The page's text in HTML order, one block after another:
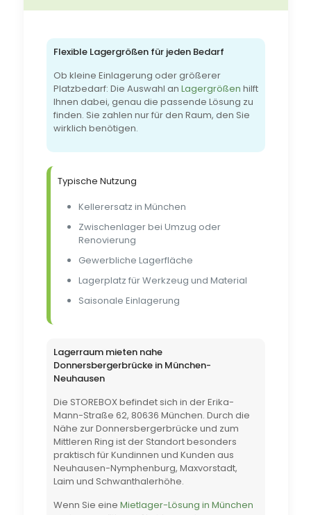
Flexible Lagergrößen für jeden Bedarf
Ob kleine Einlagerung oder größerer
Platzbedarf: Die Auswahl an Lagergrößen hilft
Ihnen dabei, genau die passende Lösung zu
finden. Sie zahlen nur für den Raum, den Sie
wirklich benötigen.
Typische Nutzung
Kellerersatz in München
Zwischenlager bei Umzug oder
Renovierung
Gewerbliche Lagerfläche
Lagerplatz für Werkzeug und Material
Saisonale Einlagerung
Lagerraum mieten nahe
Donnersbergerbrücke in München-
Neuhausen
Die STOREBOX befindet sich in der Erika-
Mann-Straße 62, 80636 München. Durch die
Nähe zur Donnersbergerbrücke und zum
Mittleren Ring ist der Standort besonders
praktisch für Kundinnen und Kunden aus
Neuhausen-Nymphenburg, Maxvorstadt,
Laim und Schwanthalerhöhe.
Wenn Sie eine Mietlager-Lösung in München